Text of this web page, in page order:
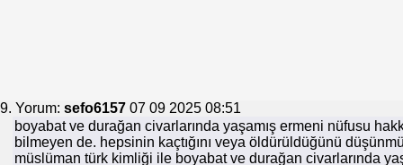
9. Yorum: sefo6157 07 09 2025 08:51
boyabat ve durağan civarlarında yaşamış ermeni nüfusu
bilmeyen de. hepsinin kaçtığını veya öldürüldüğünü
müslüman türk kimliği ile boyabat ve durağan civarlarında